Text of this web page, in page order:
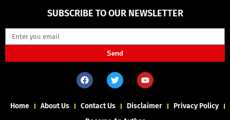
SUBSCRIBE TO OUR NEWSLETTER
Send
Home About Us Contact Us Disclaimer
Privacy Policy